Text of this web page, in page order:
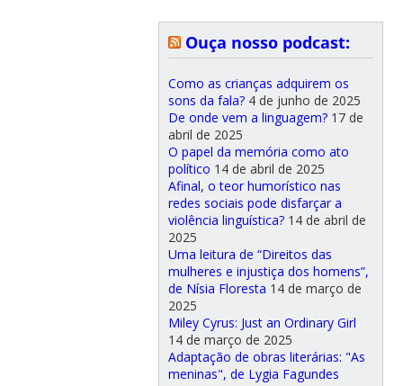
Ouça nosso podcast:
Como as crianças adquirem os
sons da fala? 4 de junho de 2025
De onde vem a linguagem? 17 de
abril de 2025
O papel da memória como ato
político 14 de abril de 2025
Afinal, o teor humorístico nas
redes sociais pode disfarçar a
violência linguística? 14 de abril de
2025
Uma leitura de “Direitos das
mulheres e injustiça dos homens”,
de Nísia Floresta 14 de março de
2025
Miley Cyrus: Just an Ordinary Girl
14 de março de 2025
Adaptação de obras literárias: "As
meninas", de Lygia Fagundes